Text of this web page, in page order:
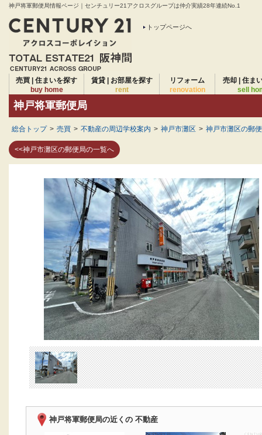
神戸将軍郵便局情報ページ｜センチュリー21アクロスグループは仲介実績28年連続No.1
トップページへ
売買 | 住まいを探す
buy home
賃貸 | お部屋を探す
rent
リフォーム
renovation
売却 | 住ま
sell
神戸将軍郵便局
総合トップ > 売買 > 不動産の周辺学校案内 > 神戸市灘区 > 神戸市灘区の郵
<<神戸市灘区の郵便局の一覧へ
神戸将軍郵便局の近くの 不動産